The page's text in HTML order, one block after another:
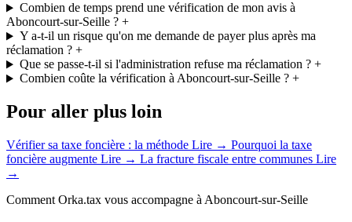
Combien de temps prend une vérification de mon avis à
Aboncourt-sur-Seille ? +
Y a-t-il un risque qu'on me demande de payer plus après ma
réclamation ? +
Que se passe-t-il si l'administration refuse ma réclamation ?+
Combien coûte la vérification à Aboncourt-sur-Seille ?+
Pour aller plus loin
Vérifier sa taxe foncière : la méthode Lire → Pourquoi la taxe
foncière augmente Lire → La fracture fiscale entre communes Lire
→
Comment Orka.tax vous accompagne à Aboncourt-sur-Seille